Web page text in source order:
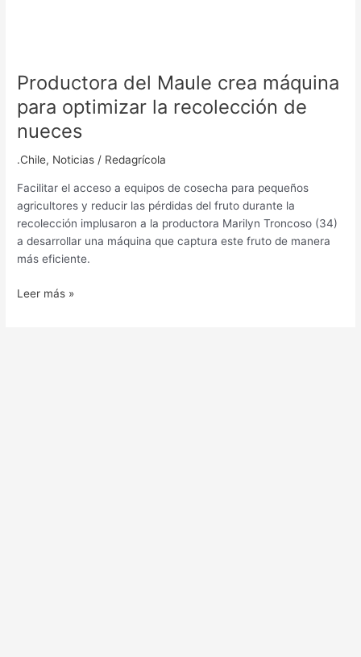
Productora del Maule crea máquina
para optimizar la recolección de
nueces
.Chile, Noticias / Redagrícola
Facilitar el acceso a equipos de cosecha para pequeños
agricultores y reducir las pérdidas del fruto durante la
recolección implusaron a la productora Marilyn Troncoso (34)
a desarrollar una máquina que captura este fruto de manera
más eficiente.
Leer más »